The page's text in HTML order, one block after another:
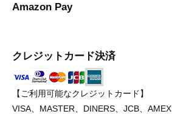
Amazon Pay
クレジットカード決済
【ご利用可能なクレジットカード】
VISA、MASTER、DINERS、JCB、AMEX